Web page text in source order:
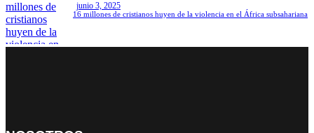
junio 3, 2025
16 millones de cristianos huyen de la violencia en el África subsahariana